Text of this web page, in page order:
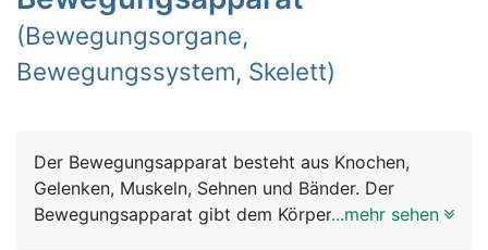
Symptome
Untersuchungen
Ratgeber
Rubriken
(Bewegungsorgane,
Bewegungssystem, Skelett)
Der Bewegungsapparat besteht aus Knochen,
Gelenken, Muskeln, Sehnen und Bänder. Der
Bewegungsapparat gibt dem Körper Halt und
...mehr sehen